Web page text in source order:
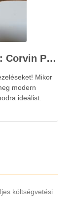
Stresszkezelés szakértőkkel: Corvin Pszichológia – a modern terápiás megoldások útmutatója
Mikor
modern
ideálist.
költségvetési